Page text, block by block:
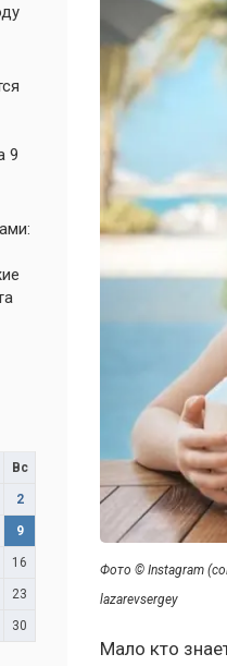
9
Вс
2
9
16
23
30
Фото © Instagram
lazarevsergey
Мало кто